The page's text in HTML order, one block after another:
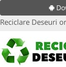
Reciclare Deseuri